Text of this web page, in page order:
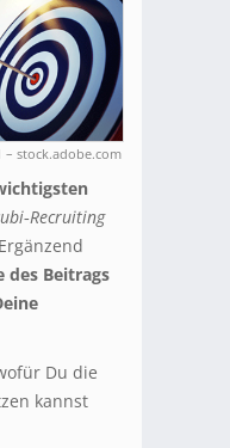
– stock.adobe.com
des Beitrags
Du die
kannst